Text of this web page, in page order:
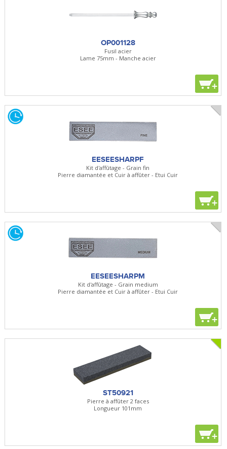
OP001128
Fusil acier
Lame 75mm - Manche acier
+
EESEESHARPF
Kit d'affûtage - Grain fin
Pierre diamantée et Cuir à affûter - Etui Cuir
+
EESEESHARPM
Kit d'affûtage - Grain medium
Pierre diamantée et Cuir à affûter - Etui Cuir
+
ST50921
Pierre à affûter 2 faces
Longueur 101mm
+